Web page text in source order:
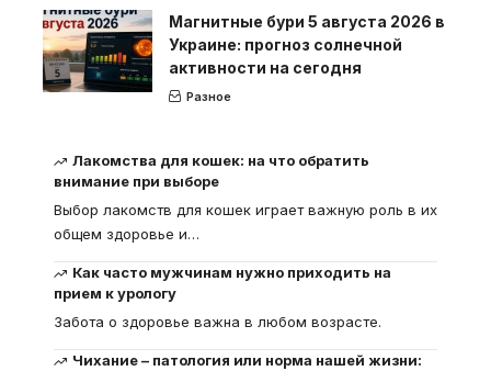
Магнитные бури 5 августа 2026 в
Украине: прогноз солнечной
активности на сегодня
Разное
Лакомства для кошек: на что обратить
внимание при выборе
Выбор лакомств для кошек играет важную роль в их
общем здоровье и…
Как часто мужчинам нужно приходить на
прием к урологу
Забота о здоровье важна в любом возрасте.
Чихание – патология или норма нашей жизни: